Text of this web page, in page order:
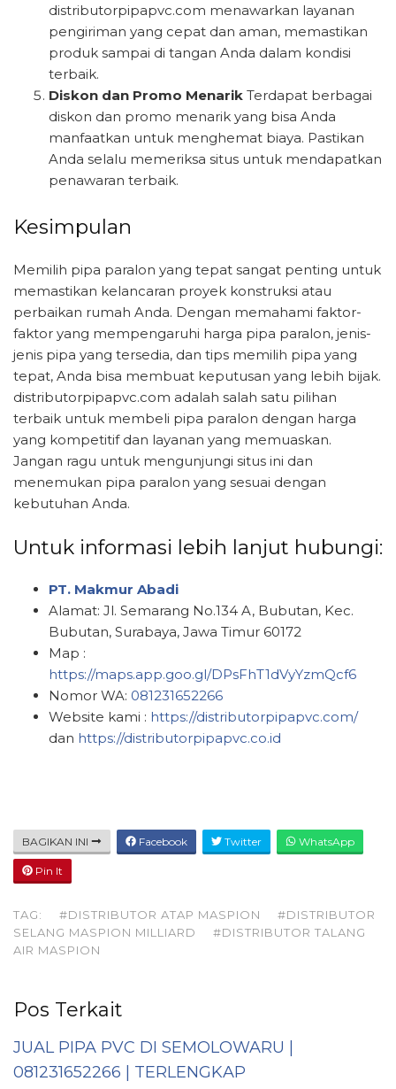
distributorpipapvc.com menawarkan layanan
pengiriman yang cepat dan aman, memastikan
produk sampai di tangan Anda dalam kondisi
terbaik.
Diskon dan Promo Menarik Terdapat berbagai
diskon dan promo menarik yang bisa Anda
manfaatkan untuk menghemat biaya. Pastikan
Anda selalu memeriksa situs untuk mendapatkan
penawaran terbaik.
Kesimpulan
Memilih pipa paralon yang tepat sangat penting untuk
memastikan kelancaran proyek konstruksi atau
perbaikan rumah Anda. Dengan memahami faktor-
faktor yang mempengaruhi harga pipa paralon, jenis-
jenis pipa yang tersedia, dan tips memilih pipa yang
tepat, Anda bisa membuat keputusan yang lebih bijak.
distributorpipapvc.com adalah salah satu pilihan
terbaik untuk membeli pipa paralon dengan harga
yang kompetitif dan layanan yang memuaskan.
Jangan ragu untuk mengunjungi situs ini dan
menemukan pipa paralon yang sesuai dengan
kebutuhan Anda.
Untuk informasi lebih lanjut hubungi:
PT. Makmur Abadi
Alamat: Jl. Semarang No.134 A, Bubutan, Kec.
Bubutan, Surabaya, Jawa Timur 60172
Map :
https://maps.app.goo.gl/DPsFhT1dVyYzmQcf6
Nomor WA: 081231652266
Website kami : https://distributorpipapvc.com/
dan https://distributorpipapvc.co.id
BAGIKAN INI Facebook Twitter WhatsApp
Pin It
TAG: #DISTRIBUTOR ATAP MASPION
#DISTRIBUTOR
SELANG MASPION MILLIARD
#DISTRIBUTOR TALANG
AIR MASPION
Pos Terkait
JUAL PIPA PVC DI SEMOLOWARU |
081231652266 | TERLENGKAP